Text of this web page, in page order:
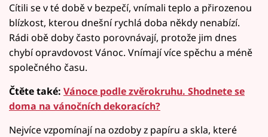
Cítili se v té době v bezpečí, vnímali teplo a přirozenou
blízkost, kterou dnešní rychlá doba někdy nenabízí.
Rádi obě doby často porovnávají, protože jim dnes
chybí opravdovost Vánoc. Vnímají více spěchu a méně
společného času.
Čtěte také: Vánoce podle zvěrokruhu. Shodnete se
doma na vánočních dekoracích?
Nejvíce vzpomínají na ozdoby z papíru a skla, které